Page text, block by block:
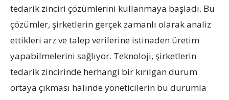
tedarik zinciri çözümlerini kullanmaya başladı. Bu
çözümler, şirketlerin gerçek zamanlı olarak analiz
ettikleri arz ve talep verilerine istinaden üretim
yapabilmelerini sağlıyor. Teknoloji, şirketlerin
tedarik zincirinde herhangi bir kırılgan durum
ortaya çıkması halinde yöneticilerin bu durumla